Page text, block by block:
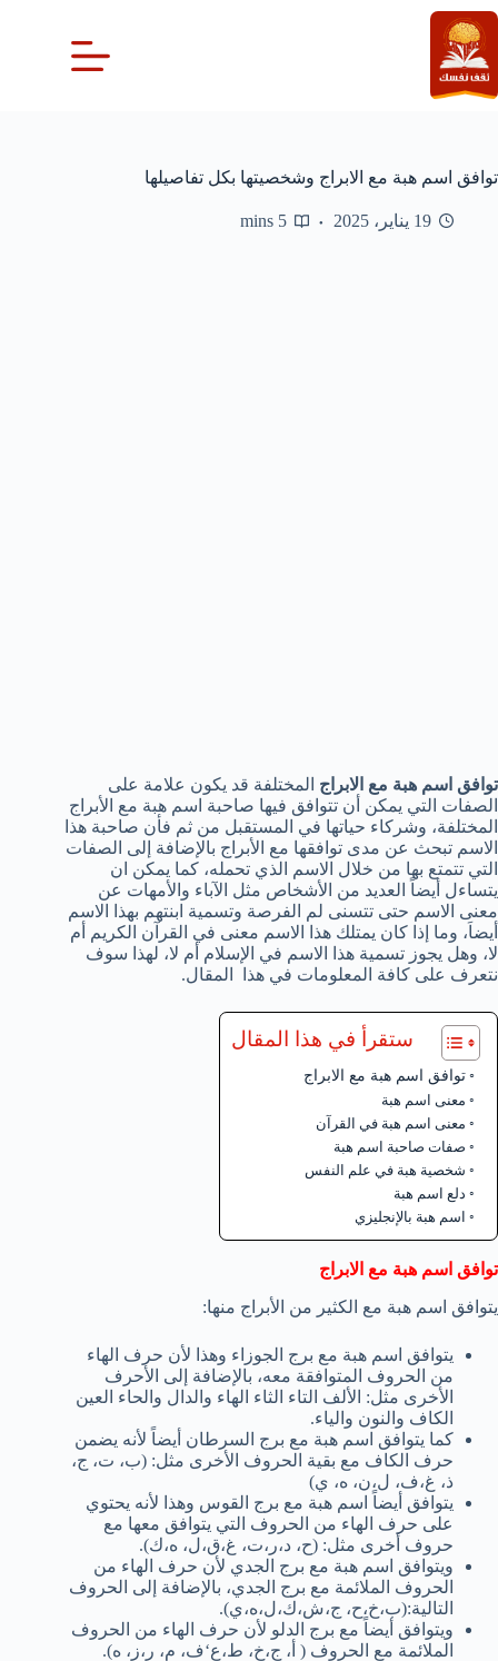
التجاوز
إلى
المحتوى
توافق اسم هبة مع الابراج وشخصيتها بكل تفاصيلها
19 يناير، 2025 5 mins
توافق اسم هبة مع الابراج المختلفة قد يكون علامة على
الصفات التي يمكن أن تتوافق فيها صاحبة اسم هبة مع الأبراج
المختلفة، وشركاء حياتها في المستقبل من ثم فأن صاحبة هذا
الاسم تبحث عن مدى توافقها مع الأبراج بالإضافة إلى الصفات
التي تتمتع بها من خلال الاسم الذي تحمله، كما يمكن ان
يتساءل أيضاً العديد من الأشخاص مثل الآباء والأمهات عن
معنى الاسم حتى تتسنى لم الفرصة وتسمية ابنتهم بهذا الاسم
أيضاَ، وما إذا كان يمتلك هذا الاسم معنى في القرآن الكريم أم
لا، وهل يجوز تسمية هذا الاسم في الإسلام أم لا، لهذا سوف
نتعرف على كافة المعلومات في هذا المقال.
ستقرأ في هذا المقال
توافق اسم هبة مع الابراج
معنى اسم هبة
معنى اسم هبة في القرآن
صفات صاحبة اسم هبة
شخصية هبة في علم النفس
دلع اسم هبة
اسم هبة بالإنجليزي
توافق اسم هبة مع الابراج
يتوافق اسم هبة مع الكثير من الأبراج منها:
يتوافق اسم هبة مع برج الجوزاء وهذا لأن حرف الهاء
من الحروف المتوافقة معه، بالإضافة إلى الأحرف
الأخرى مثل: الألف التاء الثاء الهاء والدال والحاء العين
الكاف والنون والياء.
كما يتوافق اسم هبة مع برج السرطان أيضاً لأنه يضمن
حرف الكاف مع بقية الحروف الأخرى مثل: (ب، ت، ج،
ذ، غ،ف، ل،ن، ه، ي)
يتوافق أيضاً اسم هبة مع برج القوس وهذا لأنه يحتوي
على حرف الهاء من الحروف التي يتوافق معها مع
حروف أخرى مثل: (ح، د،ر،ت، غ،ق،ل، ه،ك).
ويتوافق اسم هبة مع برج الجدي لأن حرف الهاء من
الحروف الملائمة مع برج الجدي، بالإضافة إلى الحروف
التالية:(ب،خ،ح، ج،ش،ك،ل،ه،ي).
ويتوافق أيضاً مع برج الدلو لأن حرف الهاء من الحروف
الملائمة مع الحروف ( أ، ج،خ، ط،ع‘ف، م، ر،ز، ه).